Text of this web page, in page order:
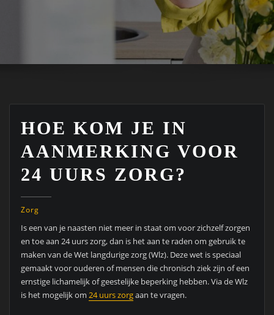
HOE KOM JE IN
AANMERKING VOOR
24 UURS ZORG?
Zorg
Is een van je naasten niet meer in staat om voor zichzelf zorgen
en toe aan 24 uurs zorg, dan is het aan te raden om gebruik te
maken van de Wet langdurige zorg (Wlz). Deze wet is speciaal
gemaakt voor ouderen of mensen die chronisch ziek zijn of een
ernstige lichamelijk of geestelijke beperking hebben. Via de Wlz
is het mogelijk om 24 uurs zorgaan te vragen.